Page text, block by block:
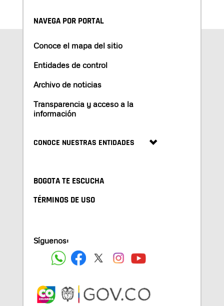
NAVEGA POR PORTAL
Conoce el mapa del sitio
Entidades de control
Archivo de noticias
Transparencia y acceso a la
información
CONOCE NUESTRAS ENTIDADES
BOGOTA TE ESCUCHA
TÉRMINOS DE USO
Síguenos: